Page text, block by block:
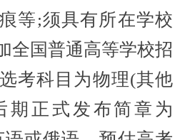
等;须具有所在学校
全国普通高等学校招
考科目为物理(其他
期正式发布简章为